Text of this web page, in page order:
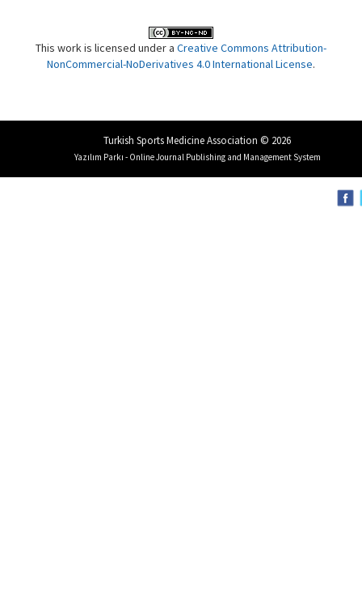
This work is licensed under a Creative Commons Attribution-
NonCommercial-NoDerivatives 4.0 International License.
Turkish Sports Medicine Association © 2026
Yazılım Parkı - Online Journal Publishing and Management System